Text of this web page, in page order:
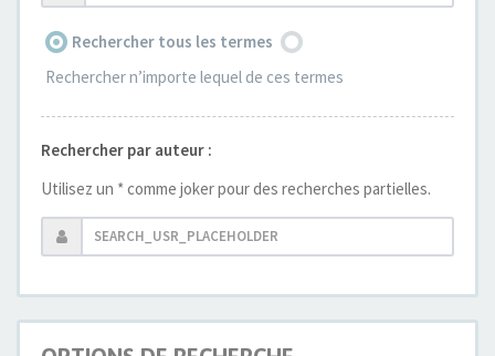
Rechercher tous les termes
Rechercher n’importe lequel de ces termes
Rechercher par auteur :
Utilisez un * comme joker pour des recherches partielles.